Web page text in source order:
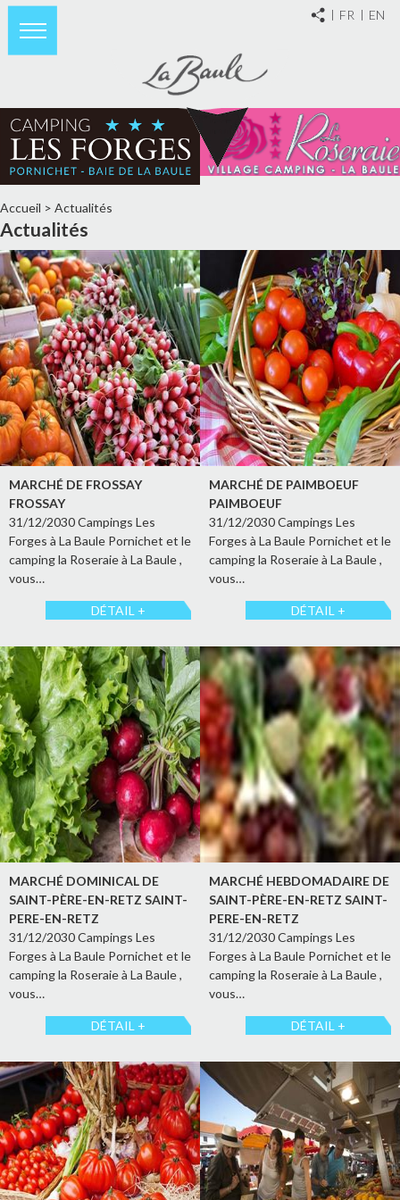
FR EN
Accueil > Actualités
Actualités
MARCHÉ DE FROSSAY
FROSSAY
31/12/2030 Campings Les
Forges à La Baule Pornichet et le
camping la Roseraie à La Baule ,
vous…
DÉTAIL +
MARCHÉ DE PAIMBOEUF
PAIMBOEUF
31/12/2030 Campings Les
Forges à La Baule Pornichet et le
camping la Roseraie à La Baule ,
vous…
DÉTAIL +
MARCHÉ DOMINICAL DE
SAINT-PÈRE-EN-RETZ SAINT-
PERE-EN-RETZ
31/12/2030 Campings Les
Forges à La Baule Pornichet et le
camping la Roseraie à La Baule ,
vous…
DÉTAIL +
MARCHÉ HEBDOMADAIRE DE
SAINT-PÈRE-EN-RETZ SAINT-
PERE-EN-RETZ
31/12/2030 Campings Les
Forges à La Baule Pornichet et le
camping la Roseraie à La Baule ,
vous…
DÉTAIL +